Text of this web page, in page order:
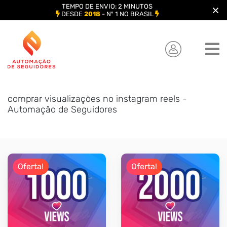
content
comprar visualizações no instagram reels -
Automação de Seguidores
Oferta! Oferta!
TEMPO DE ENVIO: 2 MINUTOS
DESDE 2018- Nº 1 NO BRASIL